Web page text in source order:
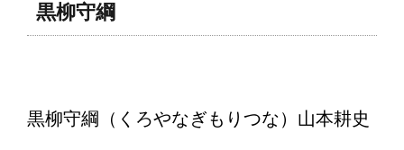
黒柳守綱
黒柳守綱（くろやなぎもりつな）山本耕史